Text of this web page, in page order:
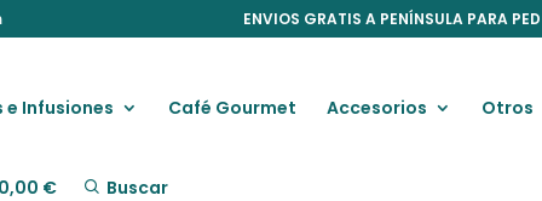
ENVIOS GRATIS A PENÍNSULA PARA
e Infusiones Café Gourmet Accesorios Otros
0,00 € Buscar